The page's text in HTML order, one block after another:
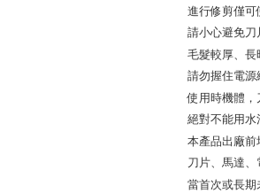
進行修剪僅可
請小心避免刀
毛髮較厚、長
請勿握住電源
使用時機體，
絕對不能用水
本產品出廠前
刀片、馬達
當首次或長期